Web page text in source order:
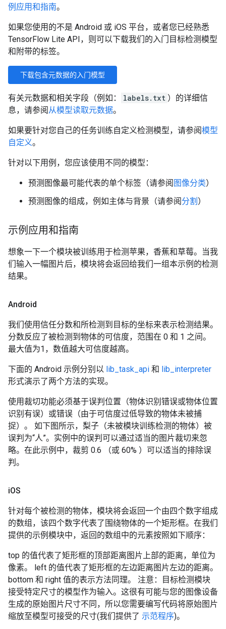
例应用和指南。
如果您使用的不是 Android 或 iOS 平台，或者您已经熟悉
TensorFlow Lite API，则可以下载我们的入门目标检测模型
和附带的标签。
下载包含元数据的入门模型
有关元数据和相关字段（例如： labels.txt ）的详细信
息，请参阅从模型读取元数据。
如果要针对您自己的任务训练自定义检测模型，请参阅模型
自定义。
针对以下用例，您应该使用不同的模型：
预测图像最可能代表的单个标签（请参阅 图像分类）
预测图像的组成，例如主体与背景（请参阅分割 ）
示例应用和指南
想象一下一个模块被训练用于检测苹果，香蕉和草莓。当我
们输入一幅图片后，模块将会返回给我们一组本示例的检测
结果。
Android
我们使用信任分数和所检测到目标的坐标来表示检测结果。
分数反应了被检测到物体的可信度，范围在 0 和 1 之间。
最大值为1，数值越大可信度越高。
下面的 Android 示例分别以 lib_task_api 和 lib_interpreter
形式演示了两个方法的实现。
使用裁切功能必须基于误判位置（物体识别错误或物体位置
识别有误）或错误（由于可信度过低导致的物体未被捕
捉）。 如下图所示，梨子（未被模块训练检测的物体）被
误判为“人”。实例中的误判可以通过适当的图片裁切来忽
略。在此示例中，裁剪 0.6 （或 60% ）可以适当的排除误
判。
iOS
针对每个被检测的物体，模块将会返回一个由四个数字组成
的数组，该四个数字代表了围绕物体的一个矩形框。在我们
提供的示例模块中，返回的数组中的元素按照如下顺序：
top 的值代表了矩形框的顶部距离图片上部的距离，单位为
像素。 left 的值代表了矩形框的左边距离图片左边的距离。
bottom 和 right 值的表示方法同理。 注意：目标检测模块
接受特定尺寸的模型作为输入。这很有可能与您的图像设备
生成的原始图片尺寸不同，所以您需要编写代码将原始图片
缩放至模型可接受的尺寸(我们提供了 示范程序)。